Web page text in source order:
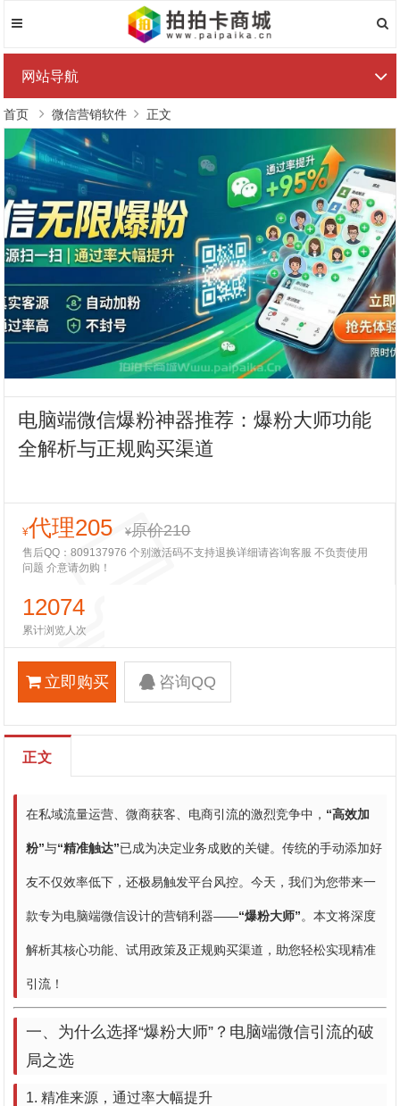
网站导航
首页 微信营销软件 正文
电脑端微信爆粉神器推荐：爆粉大师功能
全解析与正规购买渠道
¥代理205 ¥原价210
售后QQ：809137976 个别激活码不支持退换详细请咨询客服 不负责使用
问题 介意请勿购！
12074
累计浏览人次
立即购买 咨询QQ
正文
在私域流量运营、微商获客、电商引流的激烈竞争中， “高效加
粉”与“精准触达”已成为决定业务成败的关键。传统的手动添加好
友不仅效率低下，还极易触发平台风控。今天，我们为您带来一
款专为电脑端微信设计的营销利器——“爆粉大师”。本文将深度
解析其核心功能、试用政策及正规购买渠道，助您轻松实现精准
引流！
一、为什么选择“爆粉大师”？电脑端微信引流的破
局之选
1. 精准来源，通过率大幅提升